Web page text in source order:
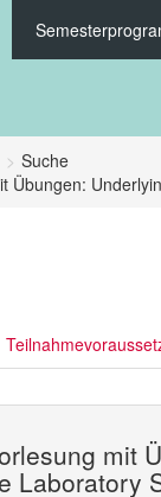
Suche
Übungen:
mit
Laboratory